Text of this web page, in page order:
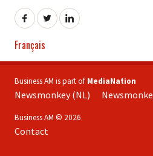
Français
Business AM is part of MediaNation
Newsmonkey (NL)
Business AM © 2026
Contact